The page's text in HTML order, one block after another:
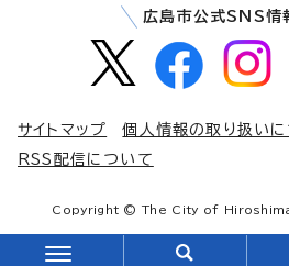
広島市公式SNS情
サイトマップ 個人情報の取り扱い
RSS配信について
Copyright © The City of